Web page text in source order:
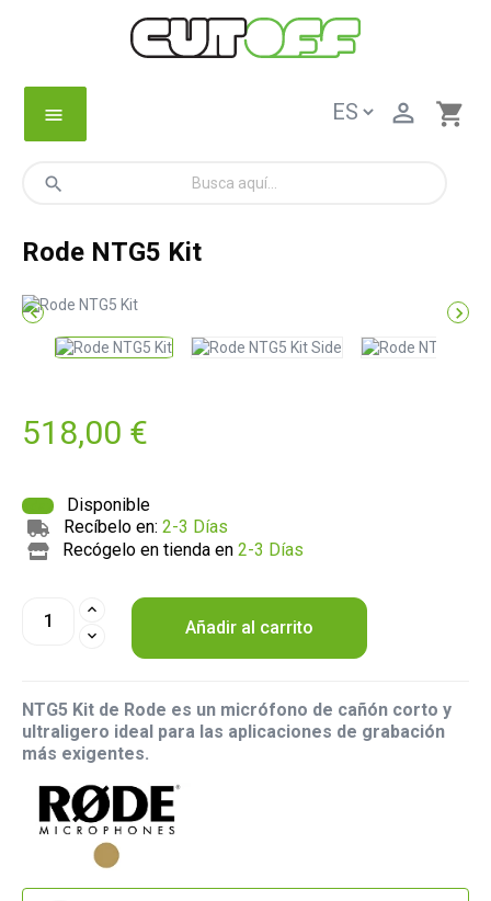
menu shopping_cart

search
Rode NTG5 Kit
 
518,00 €
Disponible
Recíbelo en:2-3 Días
Recógelo en tienda en2-3 Días
Añadir al carrito
NTG5 Kit de Rode es un micrófono de cañón corto y
ultraligero ideal para las aplicaciones de grabación
más exigentes.